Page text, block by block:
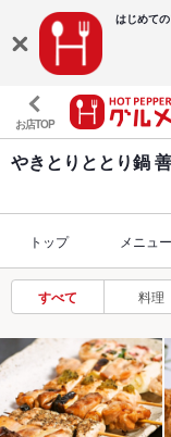
はじめて
お店TOP
やきとりととり鍋
トップ メニュー
すべて 料理